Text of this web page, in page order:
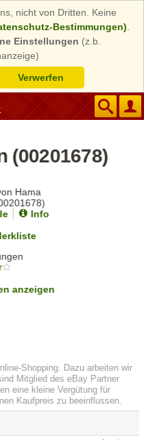
nicht von Dritten. Keine
Bestimmungen)
Einstellungen (z.b.
Verwerfen
(00201678)
Info
anzeigen
Shopping. Dazu arbeiten wir
Mitglied des eBay Partner
eine kleine Vergütung für
Kaufpreis zu beeinflussen.